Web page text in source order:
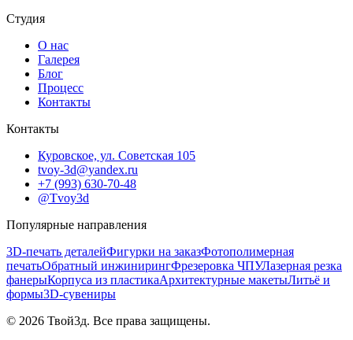
Студия
О нас
Галерея
Блог
Процесс
Контакты
Контакты
Куровское, ул. Советская 105
tvoy-3d@yandex.ru
+7 (993) 630-70-48
@Tvoy3d
Популярные направления
3D-печать деталейФигурки на заказФотополимерная
печатьОбратный инжинирингФрезеровка ЧПУЛазерная резка
фанерыКорпуса из пластикаАрхитектурные макетыЛитьё и
формы3D-сувениры
© 2026 Твой3д. Все права защищены.